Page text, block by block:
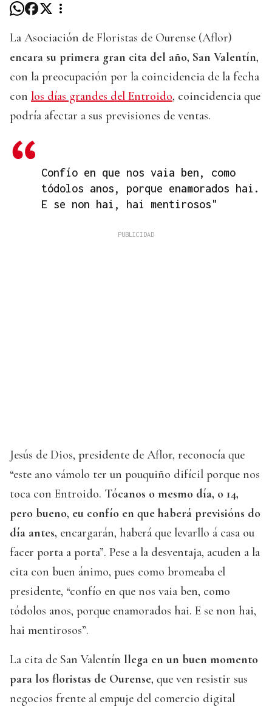
La Asociación de Floristas de Ourense (Aflor)
encara su primera gran cita del año, San Valentín,
con la preocupación por la coincidencia de la fecha
con los días grandes del Entroido, coincidencia que
podría afectar a sus previsiones de ventas.
Confío en que nos vaia ben, como
tódolos anos, porque enamorados hai.
E se non hai, hai mentirosos"
Jesús de Dios, presidente de Aflor, reconocía que
“este ano vámolo ter un pouquiño difícil porque nos
toca con Entroido. Tócanos o mesmo día, o 14,
pero bueno, eu confío en que haberá previsións do
día antes, encargarán, haberá que levarllo á casa ou
facer porta a porta”. Pese a la desventaja, acuden a la
cita con buen ánimo, pues como bromeaba el
presidente, “confío en que nos vaia ben, como
tódolos anos, porque enamorados hai. E se non hai,
hai mentirosos”.
La cita de San Valentín llega en un buen momento
para los floristas de Ourense, que ven resistir sus
negocios frente al empuje del comercio digital